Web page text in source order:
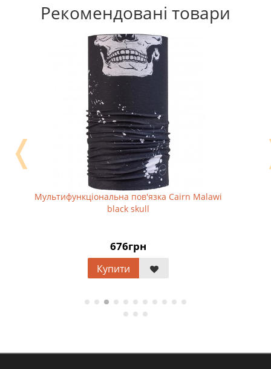
Рекомендовані товари
Мультифункціональна пов'язка Cairn Malawi
black skull
676грн
Купити
❬